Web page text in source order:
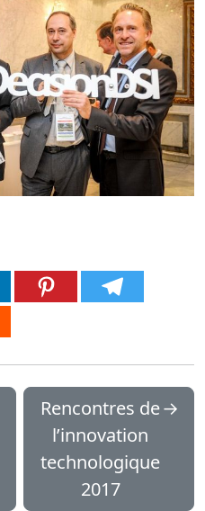
Rencontres de
l’innovation
technologique
2017
→